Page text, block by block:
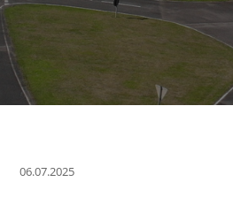
06.07.2025